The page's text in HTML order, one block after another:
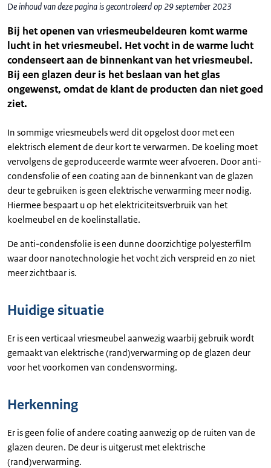
De inhoud van deze pagina is gecontroleerd op 29 september 2023
Bij het openen van vriesmeubeldeuren komt warme
lucht in het vriesmeubel. Het vocht in de warme lucht
condenseert aan de binnenkant van het vriesmeubel.
Bij een glazen deur is het beslaan van het glas
ongewenst, omdat de klant de producten dan niet goed
ziet.
In sommige vriesmeubels werd dit opgelost door met een
elektrisch element de deur kort te verwarmen. De koeling moet
vervolgens de geproduceerde warmte weer afvoeren. Door anti-
condensfolie of een coating aan de binnenkant van de glazen
deur te gebruiken is geen elektrische verwarming meer nodig.
Hiermee bespaart u op het elektriciteitsverbruik van het
koelmeubel en de koelinstallatie.
De anti-condensfolie is een dunne doorzichtige polyesterfilm
waar door nanotechnologie het vocht zich verspreid en zo niet
meer zichtbaar is.
Huidige situatie
Er is een verticaal vriesmeubel aanwezig waarbij gebruik wordt
gemaakt van elektrische (rand)verwarming op de glazen deur
voor het voorkomen van condensvorming.
Herkenning
Er is geen folie of andere coating aanwezig op de ruiten van de
glazen deuren. De deur is uitgerust met elektrische
(rand)verwarming.